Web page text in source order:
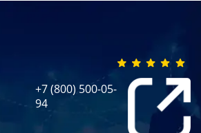
+7 (800) 500-05-
94